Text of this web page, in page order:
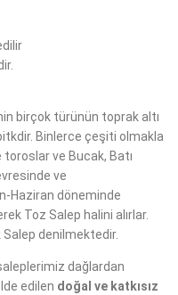
birçok türünün toprak altı
Binlerce çeşiti olmakla
ve Bucak, Batı
ve
Haziran döneminde
Toz Salep halini alırlar.
denilmektedir.
dağlardan
edilen doğal ve katkısız